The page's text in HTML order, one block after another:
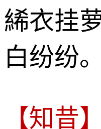
絺衣挂
白纷纷。
【知昔】